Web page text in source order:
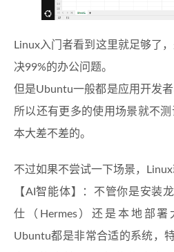
Linux入门者看到这里就足够了
决99%的办公问题。
但是Ubuntu一般都是应用开发
所以还有更多的使用场景就不
本大差不差的。
不过如果不尝试一下场景，Linux
【AI智能体】：不管你是安装
仕（Hermes）还是本地部署
Ubuntu都是非常合适的系统，